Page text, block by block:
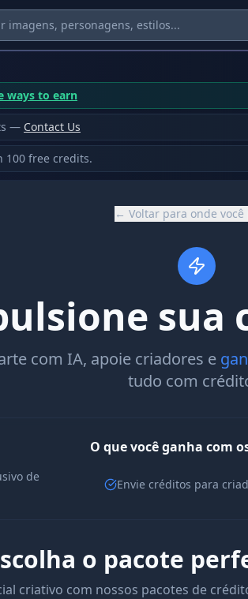
ways to earn
— Contact Us
100 free credits.
← Voltar para onde você
sua
com IA, apoie criadores e
tudo com
O que você ganha com
de
Envie créditos para
o pacote
criativo com nossos pacotes de